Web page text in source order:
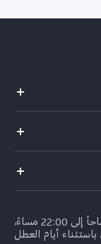
من السبت إلى الأربعاء من 10:00 صباحاً إلى 22:00 مساءً،